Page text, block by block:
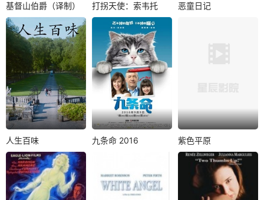
基督山伯爵（译制）
路易斯・乔丹
伊冯・弗奴克丝
Pierre Mondy
法老号船的年轻大
副唐泰斯受船长临
终之托为拿破仑党
人送一封信，遭..
基督山伯爵（译制） 打拐天使：索韦托
皮埃尔・阿迪提
Isabel Otero
Marie Rousseau
该系列片以着名的
国际SOS儿童村为
原型。SOS儿童村
是一个专门..
打拐天使：索韦托 恶童日记
恶童日记
人生百味
让–皮埃尔・巴克里
让–保罗・卢弗
《人生百味》:作为
人生百味 九条命 2016
詹妮弗・加纳
玛丽娜・维丝曼
九条命 2016 紫色平原
伯纳德・李
紫色平原